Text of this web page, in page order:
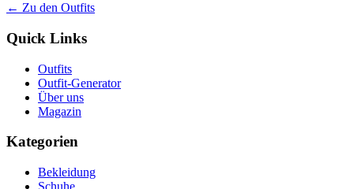
← Zu den Outfits
Quick Links
Outfits
Outfit-Generator
Über uns
Magazin
Kategorien
Bekleidung
Schuhe